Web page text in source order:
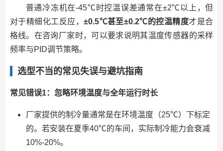
普通冷冻机在-45℃时控温误差通常在±2℃以上，但
对于精细化工反应，±0.5℃甚至±0.2℃的控温精度才是合
格线。在咨询厂家时，可以要求说明其温度传感器的采样
频率与PID调节策略。
选型不当的常见失误与避坑指南
常见错误1：忽略环境温度与全年运行时长
厂家提供的制冷量通常是在环境温度（25℃）下标定
的。若安装在夏季40℃的车间，实际制冷能力会衰减
10%-20%。